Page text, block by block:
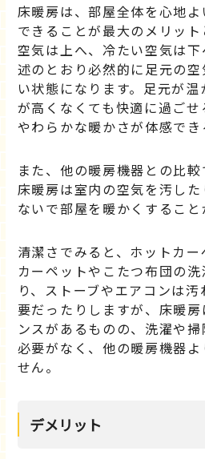
床暖房は、部屋全体を心地
できることが最大のメリッ
空気は上へ、冷たい空気は
述のとおり必然的に足元の
い状態になります。足元が
が高くなくても快適に過ご
やわらかな暖かさが体感でき
また、他の暖房機器との比較
床暖房は室内の空気を汚し
ないで部屋を暖かくすること
清潔さでみると、ホットカー
カーペットやこたつ布団の
り、ストーブやエアコンは
要だったりしますが、床暖
ンスがあるものの、洗濯や
必要がなく、他の暖房機器
せん。
デメリット